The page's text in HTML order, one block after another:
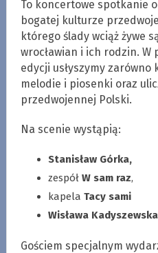
To koncertowe spotkanie
bogatej kulturze
którego ślady wciąż żywe
wrocławian i ich rodzin.
edycji usłyszymy zarówno
melodie i piosenki oraz
przedwojennej Polski.
Na scenie wystąpią:
Stanisław Górka,
zespół W sam raz,
kapela Tacy sami
Wisława
Gościem specjalnym